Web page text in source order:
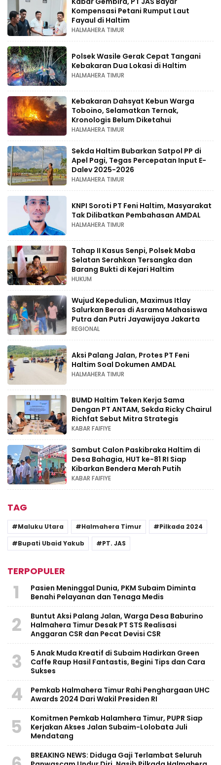
Kompensasi Petani Rumput Laut
Fayaul di Haltim
HALMAHERA TIMUR
Polsek Wasile Gerak Cepat Tangani
Kebakaran Dua Lokasi di Haltim
HALMAHERA TIMUR
Kebakaran Dahsyat Kebun Warga
Toboino, Selamatkan Ternak,
Kronologis Belum Diketahui
HALMAHERA TIMUR
Sekda Haltim Bubarkan Satpol PP di
Apel Pagi, Tegas Percepatan Input E-
Dalev 2025-2026
HALMAHERA TIMUR
KNPI Soroti PT Feni Haltim, Masyarakat
Tak Dilibatkan Pembahasan AMDAL
HALMAHERA TIMUR
Tahap II Kasus Senpi, Polsek Maba
Selatan Serahkan Tersangka dan
Barang Bukti di Kejari Haltim
HUKUM
Wujud Kepedulian, Maximus Itlay
Salurkan Beras di Asrama Mahasiswa
Putra dan Putri Jayawijaya Jakarta
REGIONAL
Aksi Palang Jalan, Protes PT Feni
Haltim Soal Dokumen AMDAL
HALMAHERA TIMUR
BUMD Haltim Teken Kerja Sama
Dengan PT ANTAM, Sekda Ricky Chairul
Richfat Sebut Mitra Strategis
KABAR FAIFIYE
Sambut Calon Paskibraka Haltim di
Desa Bahagia, HUT ke-81 RI Siap
Kibarkan Bendera Merah Putih
KABAR FAIFIYE
TAG
Maluku Utara Halmahera Timur
Pilkada 2024
Bupati Ubaid Yakub
PT. JAS
TERPOPULER
1
Pasien Meninggal Dunia, PKM Subaim Diminta
Benahi Pelayanan dan Tenaga Medis
2
Buntut Aksi Palang Jalan, Warga Desa Baburino
Halmahera Timur Desak PT STS Realisasi
Anggaran CSR dan Pecat Devisi CSR
3
5 Anak Muda Kreatif di Subaim Hadirkan Green
Caffe Raup Hasil Fantastis, Begini Tips dan Cara
Sukses
4
Pemkab Halmahera Timur Rahi Penghargaan UHC
Awards 2024 Dari Wakil Presiden RI
5
Komitmen Pemkab Halamhera Timur, PUPR Siap
Kerjakan Akses Jalan Subaim-Lolobata Juli
Mendatang
BREAKING NEWS: Diduga Gaji Terlambat Seluruh